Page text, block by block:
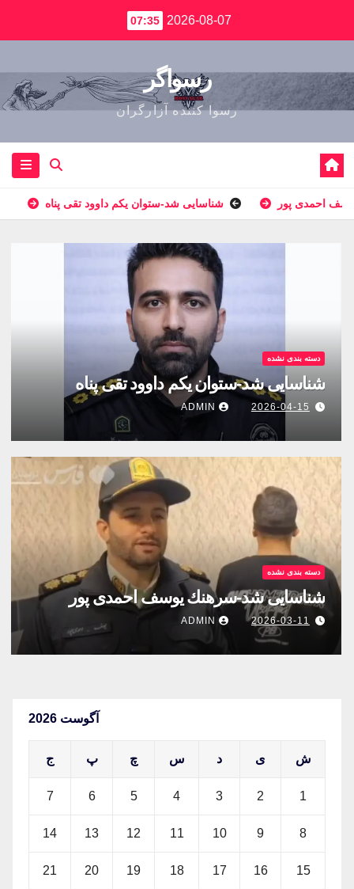
2026-08-07
07:35
رسواگر
رسوا کننده آزارگران
شناسایی شد-ستوان یکم داوود تقی پناه احمدى پور
دسته بندی نشده
شناسایی شد-ستوان یکم داوود تقی پناه
2026-04-15
ADMIN
دسته بندی نشده
شناسایی شد-سرهنك يوسف احمدى پور
2026-03-11
ADMIN
آگوست 2026
ش ی د س چ پ ج
1
2
3
4
5
6
7
8
9
10
11
12
13
14
15
16
17
18
19
20
21